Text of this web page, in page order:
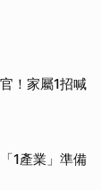
！家屬1招喊
1產業」準備